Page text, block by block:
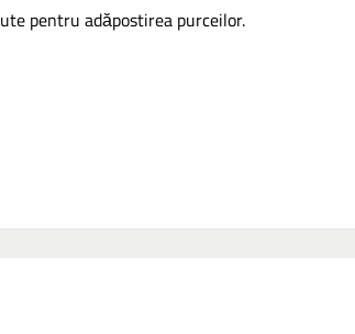
pentru adăpostirea purceilor.